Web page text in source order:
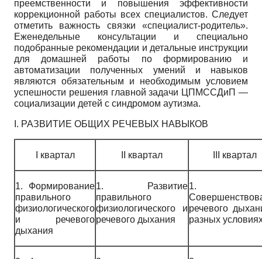
преемственности и повышения эффективности
коррекционной работы всех специалистов. Следует
отметить важность связки «специалист-родитель».
Еженедельные консультации и специально
подобранные рекомендации и детальные инструкции
для домашней работы по формированию и
автоматизации полученных умений и навыков
являются обязательным и необходимым условием
успешности решения главной задачи ЦПМССДиП —
социализации детей с синдромом аутизма.
I. РАЗВИТИЕ ОБЩИХ РЕЧЕВЫХ НАВЫКОВ
I квартал II квартал III квартал
1. Формирование
правильного
физиологического
и речевого
дыхания
1. Развитие
правильного
физиологического и
речевого дыхания
1.
речевого
разных